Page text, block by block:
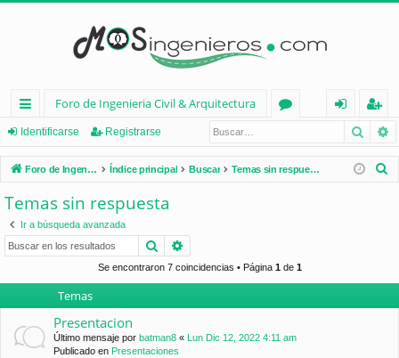
nl
ac
es
rá
pi
Foro de Ingenieria Civil & Arquitectura
os
nt
ifi
eg
ist
ra
Identificarse Registrarse
Foro de Ingenieria Civil & Arquitectura Índice principal Buscar Temas sin respuesta
Temas sin respuesta
Ir a búsqueda avanzada
Buscar
Se encontraron 7 coincidencias • Página 1de 1
Temas
Presentacion
Último mensaje por batman8 «
Lun Dic 12, 2022 4:11 am
Publicado en Presentaciones